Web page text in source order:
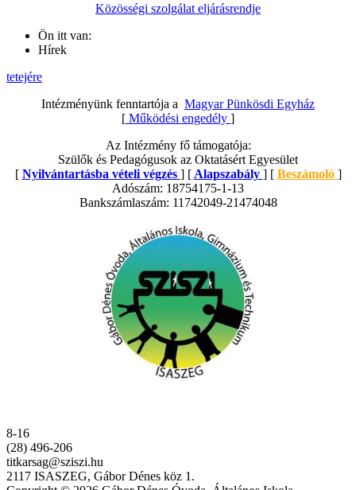
Közösségi szolgálat eljárásrendje
Ön itt van:
Hírek
tetejére
Intézményünk fenntartója a Magyar Pünkösdi Egyház
[ Működési engedély ]
Az Intézmény fő támogatója:
Szülők és Pedagógusok az Oktatásért Egyesület
[ Nyilvántartásba vételi végzés ] [ Alapszabály ] [ Beszámoló ]
Adószám: 18754175-1-13
Bankszámlaszám: 11742049-21474048
8-16
(28) 496-206
titkarsag@sziszi.hu
2117 ISASZEG, Gábor Dénes köz 1.